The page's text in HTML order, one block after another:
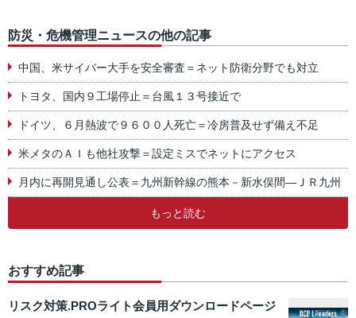
防災・危機管理ニュースの他の記事
中国、米サイバー大手を安全審査＝ネット防衛分野でも対立
トヨタ、国内９工場停止＝台風１３号接近で
ドイツ、６月熱波で９６００人死亡＝冷房普及せず備え不足
米メタのＡＩも他社攻撃＝設定ミスでネットにアクセス
月内に再開見通し公表＝九州新幹線の熊本－新水俣間―ＪＲ九州
もっと読む
おすすめ記事
リスク対策.PROライト会員用ダウンロードページ